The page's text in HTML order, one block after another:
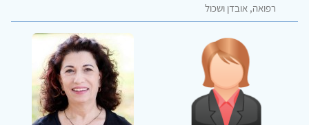
רפואה, אובדן ושכול